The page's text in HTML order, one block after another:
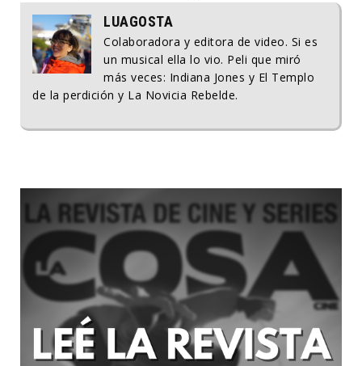
LUAGOSTA
Colaboradora y editora de video. Si es
un musical ella lo vio. Peli que miró
más veces: Indiana Jones y El Templo
de la perdición y La Novicia Rebelde.